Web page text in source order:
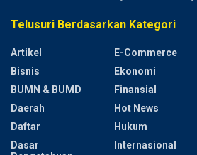
Telusuri Berdasarkan Kategori
Artikel
Bisnis
BUMN & BUMD
Daerah
Daftar
Dasar
E-Commerce
Ekonomi
Finansial
Hot News
Hukum
Internasional